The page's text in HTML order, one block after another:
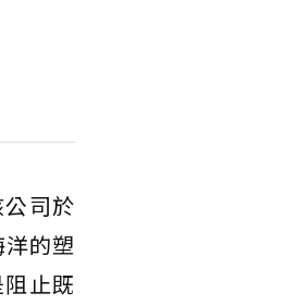
司於
的塑
止既